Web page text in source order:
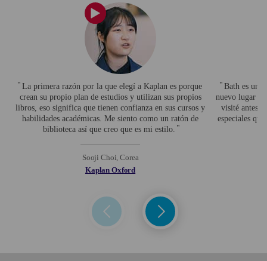
La primera razón por la que elegí a Kaplan es porque
crean su propio plan de estudios y utilizan sus propios
libros, eso significa que tienen confianza en sus cursos y
habilidades académicas. Me siento como un ratón de
biblioteca así que creo que es mi estilo.
Sooji Choi, Corea
Kaplan Oxford
Bath es una
nuevo lugar
visité antes.
especiales